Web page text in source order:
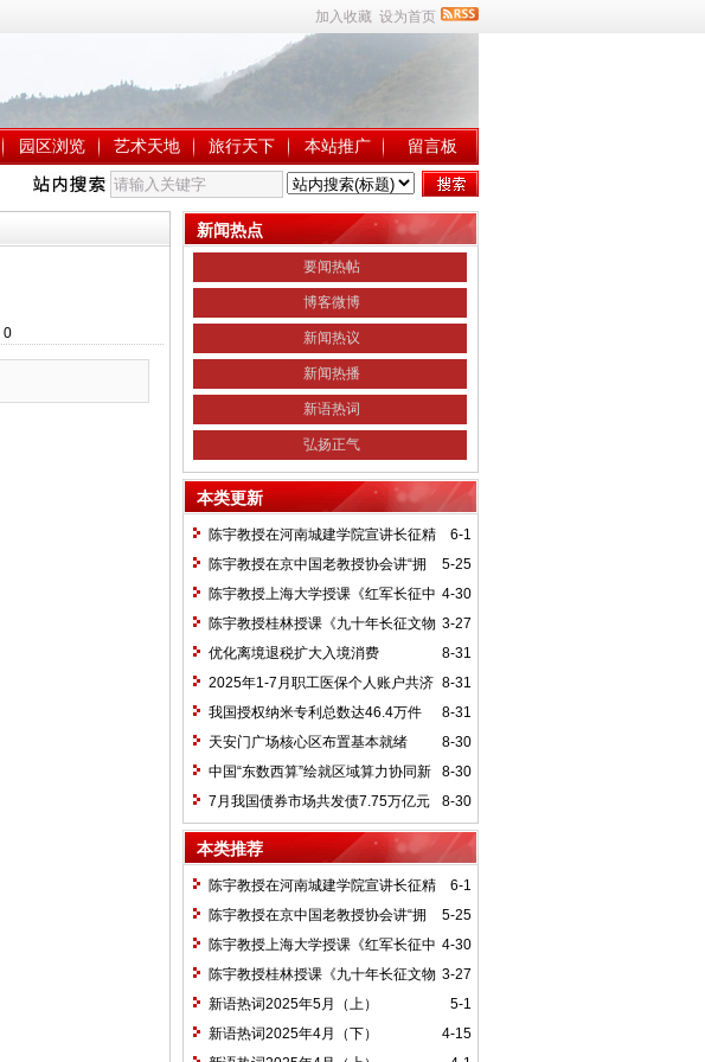
加入收藏 设为首页
园区浏览 艺术天地 旅行天下 本站推广 留言板
0
新闻热点
要闻热帖
博客微博
新闻热议
新闻热播
新语热词
弘扬正气
本类更新
6-1
陈宇教授在河南城建学院宣讲长征精
神及红25军长征史
5-25
陈宇教授在京中国老教授协会讲“拥
抱中华新文明”
4-30
陈宇教授上海大学授课《红军长征中
的黄埔师生》
3-27
陈宇教授桂林授课《九十年长征文物
鉴赏》
8-31
优化离境退税扩大入境消费
8-31
2025年1-7月职工医保个人账户共济
2.31亿人次 共济金额304.57亿元
8-31
我国授权纳米专利总数达46.4万件
8-30
天安门广场核心区布置基本就绪
8-30
中国“东数西算”绘就区域算力协同新
图景
8-30
7月我国债券市场共发债7.75万亿元
本类推荐
6-1
陈宇教授在河南城建学院宣讲长征精
神及红25军长征史
5-25
陈宇教授在京中国老教授协会讲“拥
抱中华新文明”
4-30
陈宇教授上海大学授课《红军长征中
的黄埔师生》
3-27
陈宇教授桂林授课《九十年长征文物
鉴赏》
5-1
新语热词2025年5月（上）
4-15
新语热词2025年4月（下）